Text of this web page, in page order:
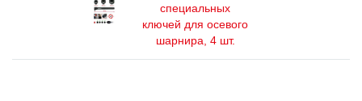
специальных
ключей для осевого
шарнира, 4 шт.